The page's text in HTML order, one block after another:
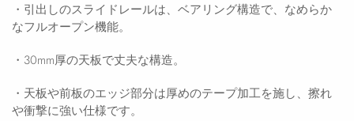
・引出しのスライドレールは、ベアリング構造で、なめらか
なフルオープン機能。
・30mm厚の天板で丈夫な構造。
・天板や前板のエッジ部分は厚めのテープ加工を施し、擦れ
や衝撃に強い仕様です。